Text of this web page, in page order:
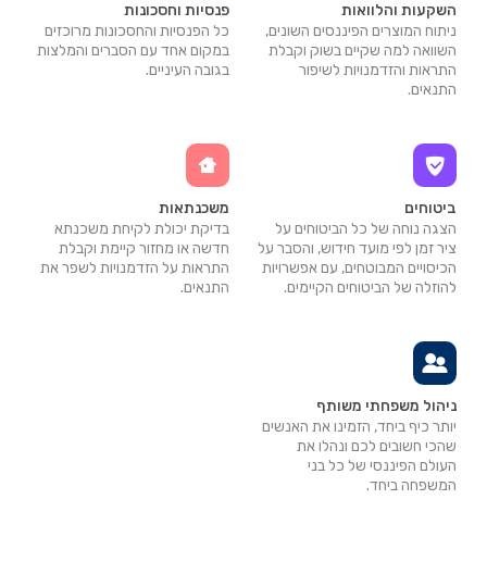
השקעות והלוואות
ניתוח המוצרים הפיננסים השונים,
השוואה למה שקיים בשוק וקבלת
התראות והזדמנויות לשיפור
התנאים.
פנסיות וחסכונות
כל הפנסיות והחסכונות מרוכזים
במקום אחד עם הסברים והמלצות
בגובה העיניים.
ביטוחים
הצגה נוחה של כל הביטוחים על
ציר זמן לפי מועד חידוש, והסבר על
הכיסויים המבוטחים, עם אפשרויות
להוזלה של הביטוחים הקיימים.
משכנתאות
בדיקת יכולת לקיחת משכנתא
חדשה או מחזור קיימת וקבלת
התראות על הזדמנויות לשפר את
התנאים.
ניהול משפחתי משותף
יותר כיף ביחד, הזמינו את האנשים
שהכי חשובים לכם ונהלו את
העולם הפיננסי של כל בני
המשפחה ביחד.